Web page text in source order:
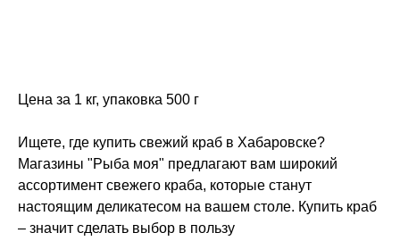
Цена за 1 кг, упаковка 500 г
Ищете, где купить свежий краб в Хабаровске?
Магазины "Рыба моя" предлагают вам широкий
ассортимент свежего краба, которые станут
настоящим деликатесом на вашем столе. Купить краб
– значит сделать выбор в пользу